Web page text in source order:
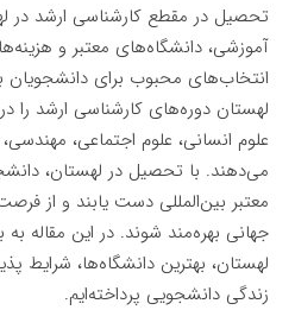
تحصیل در مقطع کارشناسی ارشد در
آموزشی، دانشگاه‌های معتبر و
انتخاب‌های محبوب برای دانشجویان
لهستان دوره‌های کارشناسی ارشد را
علوم انسانی، علوم اجتماعی،
می‌دهند. با تحصیل در لهستان،
معتبر بین‌المللی دست یابند و از
جهانی بهره‌مند شوند. در این مقاله
لهستان، بهترین دانشگاه‌ها، شرایط
زندگی دانشجویی پرداخته‌ایم.